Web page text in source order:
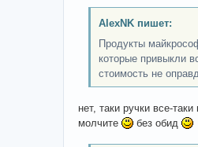
AlexNK пишет:
Продукты
которые привыкли
стоимость не
нет, таки ручки все-
молчите
без обид